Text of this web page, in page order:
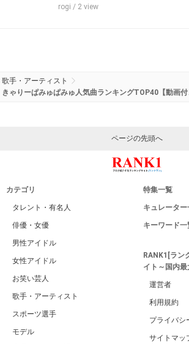
rogi / 2 view
歌手・アーティスト
きゃりーぱみゅぱみゅ人気曲ランキングTOP40【動画付
ページの先頭へ
カテゴリ
タレント・有名人
俳優・女優
男性アイドル
女性アイドル
お笑い芸人
歌手・アーティスト
スポーツ選手
モデル
特集一覧
キュレーター
キーワード一
RANK1[ラン
イト～国内
運営者
利用規約
プライバシ
サイトマッ